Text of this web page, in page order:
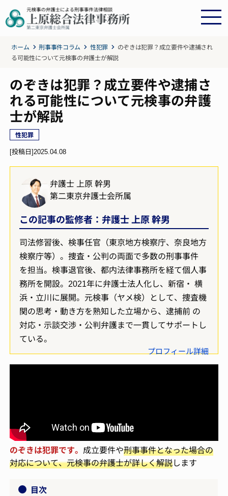
ホーム 刑事事件コラム 性犯罪
のぞきは犯罪？成立要件や逮捕され
る可能性について元検事の弁護士が解説
のぞきは犯罪？成立要件や逮捕さ
れる可能性について元検事の弁護
士が解説
性犯罪
[投稿日]2025.04.08
弁護士 上原 幹男
第二東京弁護士会所属
この記事の監修者：弁護士 上原 幹男
司法修習後、検事任官（東京地方検察庁、奈良地方
検察庁等）。捜査・公判の両面で多数の刑事事件
を担当。検事退官後、都内法律事務所を経て個人事
務所を開設。2021年に弁護士法人化し、新宿・ 横
浜・立川に展開。元検事（ヤメ検）として、捜査機
関の思考・動き方を熟知した立場から、逮捕前 の
対応・示談交渉・公判弁護まで一貫してサポートし
ている。
プロフィール詳細
のぞきは犯罪です。 成立要件や刑事事件となった場合の
対応について、元検事の弁護士が詳しく解説します
目次